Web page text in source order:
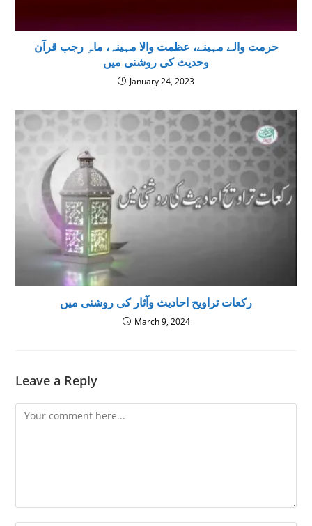
حرمت والے مہینے، عظمت والا مہینہ، ماہِ رجب قرآن
وحديث كى روشنى ميں
January 24, 2023
رکعات تراویح احاديث وآثار كى روشنى ميں
March 9, 2024
Leave a Reply
Comment